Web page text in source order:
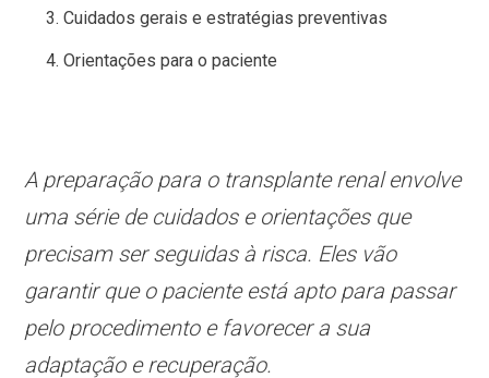
Cuidados gerais e estratégias preventivas
Orientações para o paciente
A preparação para o transplante renal envolve
uma série de cuidados e orientações que
precisam ser seguidas à risca. Eles vão
garantir que o paciente está apto para passar
pelo procedimento e favorecer a sua
adaptação e recuperação.